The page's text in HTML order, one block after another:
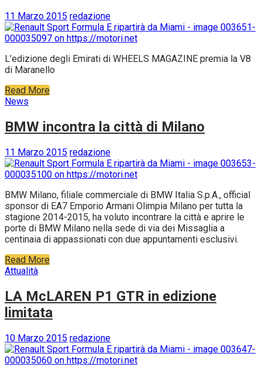
11 Marzo 2015 redazione
L’edizione degli Emirati di WHEELS MAGAZINE premia la V8
di Maranello
Read More
News
BMW incontra la città di Milano
11 Marzo 2015 redazione
BMW Milano, filiale commerciale di BMW Italia S.p.A., official
sponsor di EA7 Emporio Armani Olimpia Milano per tutta la
stagione 2014-2015, ha voluto incontrare la città e aprire le
porte di BMW Milano nella sede di via dei Missaglia a
centinaia di appassionati con due appuntamenti esclusivi.
Read More
Attualità
LA McLAREN P1 GTR in edizione
limitata
10 Marzo 2015 redazione